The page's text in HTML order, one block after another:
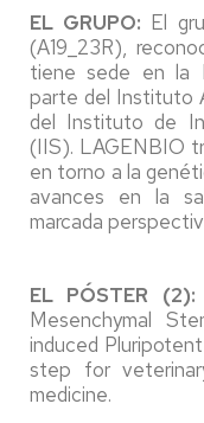
EL GRUPO: El
(A19_23R),
tiene sede en la
parte del Instituto
del Instituto de
(IIS). LAGENBIO
en torno a la
avances en la
marcada
EL PÓSTER
Mesenchymal
induced
step for
medicine.